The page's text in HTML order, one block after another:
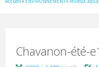
Chavanon-été-